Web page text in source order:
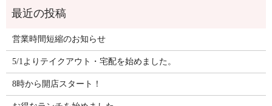
営業時間短縮のお知らせ
5/1よりテイクアウト・宅配を始めました。
8時から開店スタート！